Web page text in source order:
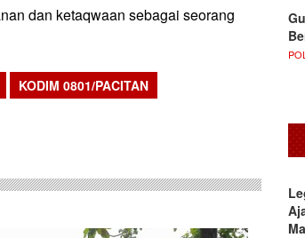
dan ketaqwaan sebagai seorang
KODIM 0801/PACITAN